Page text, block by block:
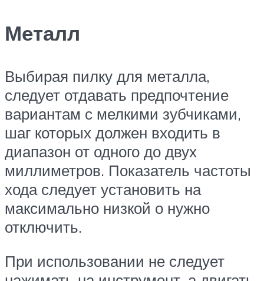
Металл
Выбирая пилку для металла,
следует отдавать предпочтение
вариантам с мелкими зубчиками,
шаг которых должен входить в
диапазон от одного до двух
миллиметров. Показатель частоты
хода следует установить на
максимально низкой о нужно
отключить.
При использовании не следует